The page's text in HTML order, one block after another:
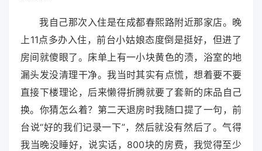
我自己那次入住是在成都春熙路附近那家店。晚
上11点多办入住，前台小姑娘态度倒是挺好，但进了
房间就傻眼了。床单上有一小块黄色的渍，浴室的地
漏头发没清理干净。我当时其实有点慌，想着要不要
直接下楼理论，后来懒得折腾就要了套新的床品自己
换。你猜怎么着？第二天退房时我随口提了一句，前
台说“好的我们记录一下”，然后就没有然后了。气得
我当晚没睡好，说实话，800块的房费，我觉得至少